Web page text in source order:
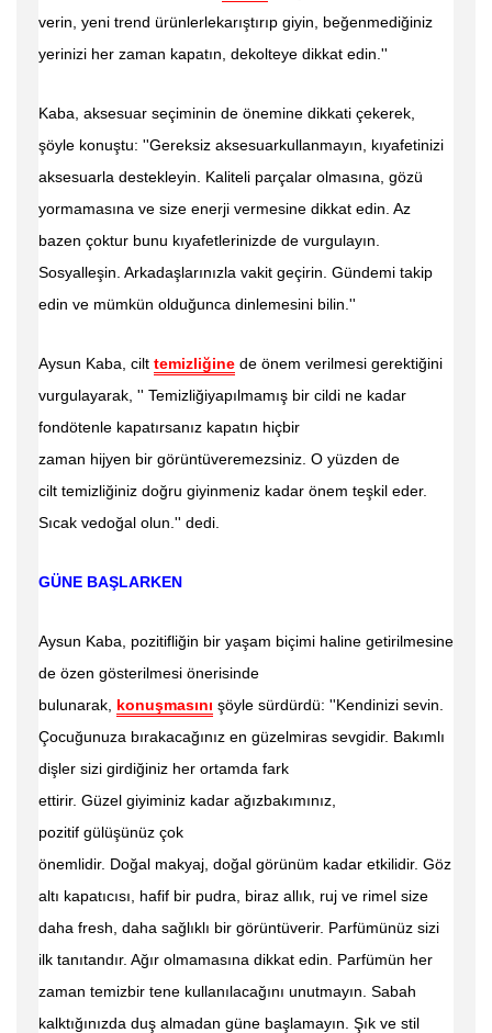
verin, yeni trend ürünlerlekarıştırıp giyin, beğenmediğiniz
yerinizi her zaman kapatın, dekolteye dikkat edin.''
Kaba, aksesuar seçiminin de önemine dikkati çekerek,
şöyle konuştu: ''Gereksiz aksesuarkullanmayın, kıyafetinizi
aksesuarla destekleyin. Kaliteli parçalar olmasına, gözü
yormamasına ve size enerji vermesine dikkat edin. Az
bazen çoktur bunu kıyafetlerinizde de vurgulayın.
Sosyalleşin. Arkadaşlarınızla vakit geçirin. Gündemi takip
edin ve mümkün olduğunca dinlemesini bilin.''
Aysun Kaba, cilt temizliğine de önem verilmesi gerektiğini
vurgulayarak, '' Temizliğiyapılmamış bir cildi ne kadar
fondötenle kapatırsanız kapatın hiçbir
zaman hijyen bir görüntüveremezsiniz. O yüzden de
cilt temizliğiniz doğru giyinmeniz kadar önem teşkil eder.
Sıcak vedoğal olun.'' dedi.
GÜNE BAŞLARKEN
Aysun Kaba, pozitifliğin bir yaşam biçimi haline getirilmesine
de özen gösterilmesi önerisinde
bulunarak, konuşmasını şöyle sürdürdü: ''Kendinizi sevin.
Çocuğunuza bırakacağınız en güzelmiras sevgidir. Bakımlı
dişler sizi girdiğiniz her ortamda fark
ettirir. Güzel giyiminiz kadar ağızbakımınız,
pozitif gülüşünüz çok
önemlidir. Doğal makyaj, doğal görünüm kadar etkilidir. Göz
altı kapatıcısı, hafif bir pudra, biraz allık, ruj ve rimel size
daha fresh, daha sağlıklı bir görüntüverir. Parfümünüz sizi
ilk tanıtandır. Ağır olmamasına dikkat edin. Parfümün her
zaman temizbir tene kullanılacağını unutmayın. Sabah
kalktığınızda duş almadan güne başlamayın. Şık ve stil